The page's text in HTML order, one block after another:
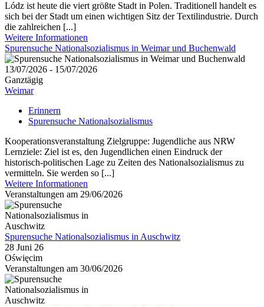
Lódz ist heute die viert größte Stadt in Polen. Traditionell handelt es
sich bei der Stadt um einen wichtigen Sitz der Textilindustrie. Durch
die zahlreichen [...]
Weitere Informationen
Spurensuche Nationalsozialismus in Weimar und Buchenwald
13/07/2026 - 15/07/2026
Ganztägig
Weimar
Erinnern
Spurensuche Nationalsozialismus
Kooperationsveranstaltung Zielgruppe: Jugendliche aus NRW
Lernziele: Ziel ist es, den Jugendlichen einen Eindruck der
historisch-politischen Lage zu Zeiten des Nationalsozialismus zu
vermitteln. Sie werden so [...]
Weitere Informationen
Veranstaltungen am 29/06/2026
Spurensuche Nationalsozialismus in Auschwitz
28 Juni 26
Oświęcim
Veranstaltungen am 30/06/2026